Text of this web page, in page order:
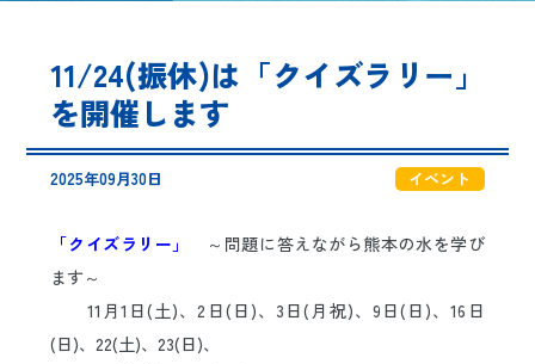
水のラーニングフィールド
お問い合わせ
日本語 ENGLISH 中文 한국어
11/24(振休)は「クイズラリー」
を開催します
2025年09月30日 イベント
「クイズラリー」
～問題に答えながら熊本の水を学び
ます～
11月1日(土)、2日(日)、3日(月祝)、9日(日)、16日
(日)、22(土)、23(日)、